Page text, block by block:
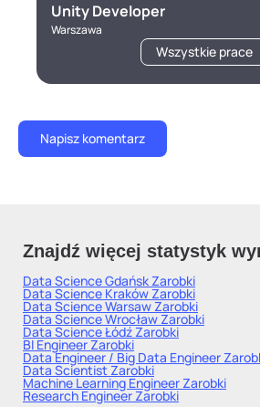
Unity Developer
Warszawa
Wszystkie prace
Znajdź więcej statystyk
Data Science GdańskZarobki
Data Science KrakówZarobki
Data Science WarsawZarobki
Data Science WrocławZarobki
Data Science ŁódźZarobki
BI EngineerZarobki
Data Engineer / Big Data Engineer
Data ScientistZarobki
Machine Learning EngineerZarobki
Research EngineerZarobki